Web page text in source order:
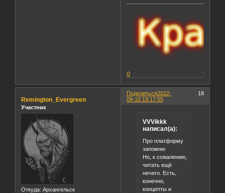
0
Поделиться 18
2022-
09-10 19:17:55
Remington_Evergreen
Участник
Откуда: Архангельск
VVVikkk
написал(а):
Про платформу
запомню
Но, к сожалению,
читать ещё
нечего. Есть,
конечно,
концепты и